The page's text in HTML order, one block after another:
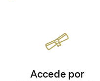
Accede por